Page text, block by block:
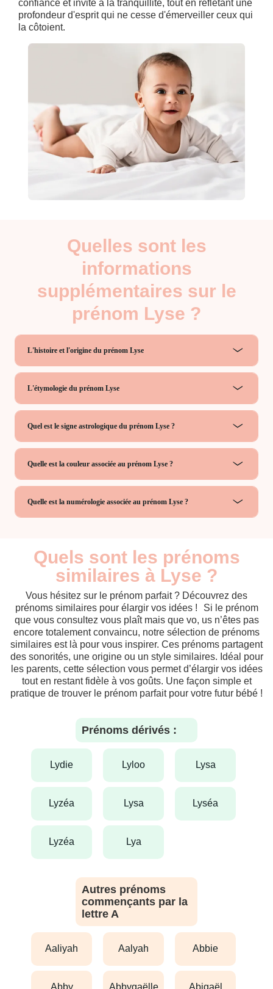
confiance et invite à la tranquillité, tout en reflétant une
profondeur d'esprit qui ne cesse d'émerveiller ceux qui
la côtoient.
Quelles sont les
informations
supplémentaires sur le
prénom Lyse ?
L'histoire et l'origine du prénom Lyse
L'étymologie du prénom Lyse
Quel est le signe astrologique du prénom Lyse ?
Quelle est la couleur associée au prénom Lyse ?
Quelle est la numérologie associée au prénom Lyse ?
Quels sont les prénoms
similaires à Lyse ?
Vous hésitez sur le prénom parfait ? Découvrez des
prénoms similaires pour élargir vos idées ! Si le prénom
que vous consultez vous plaît mais que vo, us n’êtes pas
encore totalement convaincu, notre sélection de prénoms
similaires est là pour vous inspirer. Ces prénoms partagent
des sonorités, une origine ou un style similaires. Idéal pour
les parents, cette sélection vous permet d’élargir vos idées
tout en restant fidèle à vos goûts. Une façon simple et
pratique de trouver le prénom parfait pour votre futur bébé !
Prénoms dérivés :
lydie lyloo lysa
lyzéa lysa lyséa
lyzéa lya
Autres prénoms
commençants par la
lettre A
aaliyah aalyah abbie